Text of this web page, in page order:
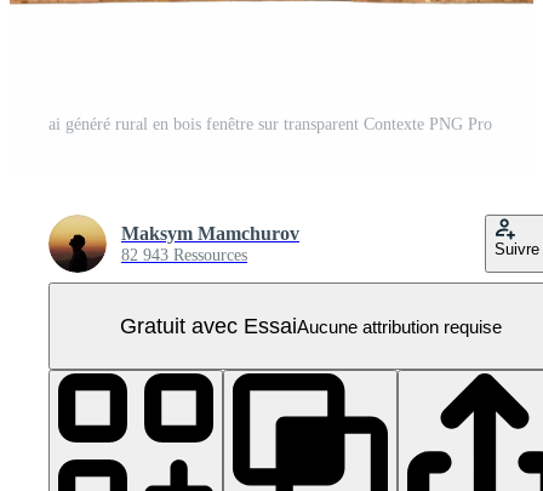
ai généré rural en bois fenêtre sur transparent Contexte PNG Pro
Maksym Mamchurov
82 943 Ressources Suivre
Gratuit avec EssaiAucune attribution requise